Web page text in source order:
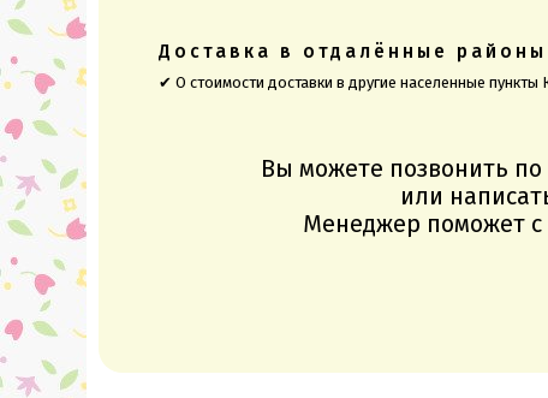
Доставка в отдалённые
✔ О стоимости доставки в другие населенные
Вы можете позвонить
или
Менеджер поможет